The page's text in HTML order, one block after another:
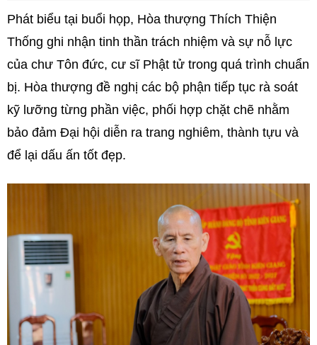
Phát biểu tại buổi họp, Hòa thượng Thích Thiện
Thống ghi nhận tinh thần trách nhiệm và sự nỗ lực
của chư Tôn đức, cư sĩ Phật tử trong quá trình chuẩn
bị. Hòa thượng đề nghị các bộ phận tiếp tục rà soát
kỹ lưỡng từng phần việc, phối hợp chặt chẽ nhằm
bảo đảm Đại hội diễn ra trang nghiêm, thành tựu và
để lại dấu ấn tốt đẹp.